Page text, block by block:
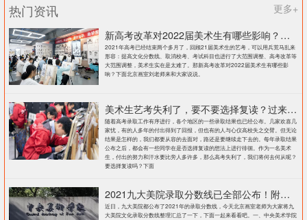
热门资讯
更多+
新高考改革对2022届美术生有哪些影响？北京画室刘老师来和大家说说
2021年高考已经结束两个多月了，回顾21届美术生的艺考，可以用兵荒马乱来
形容：提高文化分数线、取消校考、考试科目也进行了大范围调整、高考改革等
大范围调整，美术生实在是太难了。那新高考改革对2022届美术生有哪些影
响？下面北京画室刘老师来和大家说说。
美术生艺考失利了，要不要选择复读？过来人提出这几点建议
随着高考录取工作有序进行，各个地区的一些录取结果也已经公布。几家欢喜几
家忧，有的人多年的付出得到了回报，但也有的人与心仪高校失之交臂。但无论
结果是怎样的，我们都要从容的去面对，路还是要继续走下去的。每年录取结果
公布之后，都会有一些同学在是否选择复读的想法上进行徘徊。作为一名美术
生，付出的努力和汗水要比旁人多许多，那么高考失利了，我们将何去何从呢？
要选择复读吗？下面
2021九大美院录取分数线已全部公布！附各大院校录取分数线汇总！
近日，九大美院都公布了2021年的录取分数线，今天北京画室老师为大家将九
大美院文化录取分数线整理汇总了一下，下面一起来看看吧。一、中央美术学院